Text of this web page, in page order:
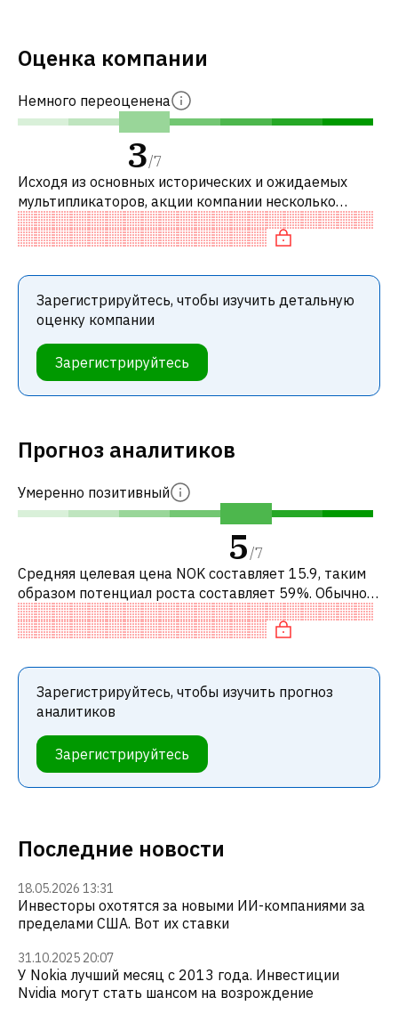
Последние новости
18.05.2026 13:31
Инвесторы охотятся за новыми ИИ-компаниями за
пределами США. Вот их ставки
31.10.2025 20:07
У Nokia лучший месяц с 2013 года. Инвестиции
Nvidia могут стать шансом на возрождение
Оценка компании
Немного переоценена
3/7
Исходя из основных исторических и ожидаемых
мультипликаторов, акции компании несколько
переоценены по сравнению с аналогичными
компаниями. В частности, акция справедливо
Зарегистрируйтесь, чтобы изучить детальную
оценку компании
Зарегистрируйтесь
Прогноз аналитиков
Умеренно позитивный
5 /7
Средняя целевая цена NOK составляет 15.9, таким
образом потенциал роста составляет 59%. Обычно
это означает рекомендацию «ПОКУПАТЬ» среди
инвестиционных компаний или реко
Зарегистрируйтесь, чтобы изучить прогноз
аналитиков
Зарегистрируйтесь